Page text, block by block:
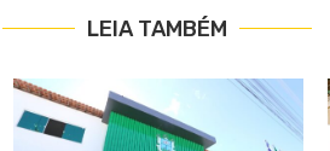
LEIA TAMBÉM